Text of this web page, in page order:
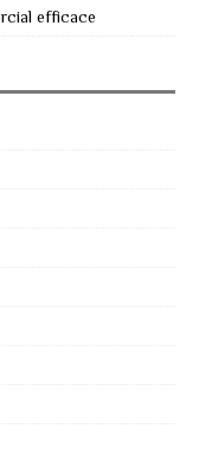
efficace